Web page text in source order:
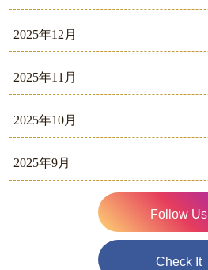
2025年12月
2025年11月
2025年10月
2025年9月
Follow Us
Check It